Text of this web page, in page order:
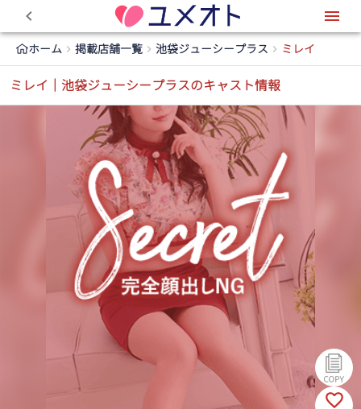
ホーム 掲載店舗一覧 池袋ジューシープラス ミレイ
ミレイ｜池袋ジューシープラスのキャスト情報